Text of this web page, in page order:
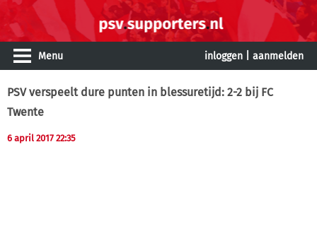
Menu inloggen aanmelden
PSV verspeelt dure punten in blessuretijd: 2-2 bij FC
Twente
6 april 2017 22:35